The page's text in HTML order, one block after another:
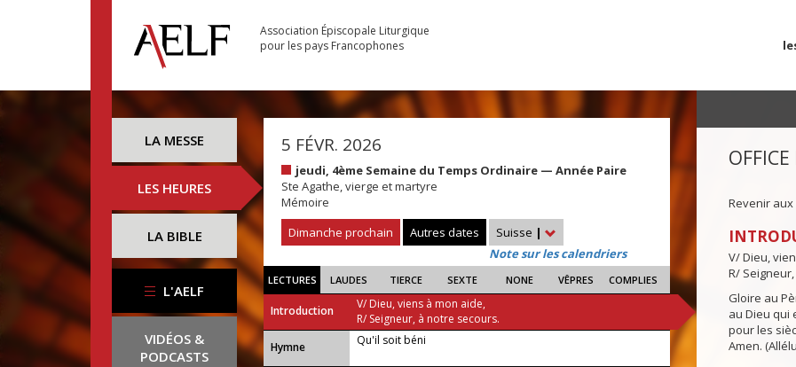
Association Épiscopale Liturgique
pour les pays Francophones
LA MESSE
LES HEURES
LA BIBLE
L'AELF
VIDÉOS &
PODCASTS
5 FÉVR. 2026
jeudi, 4ème Semaine du Temps Ordinaire — Année Paire
Ste Agathe, vierge et martyre
Mémoire
Dimanche prochain
Autres dates Suisse |
Note sur les calendriers
LECTURES LAUDES TIERCE SEXTE NONE VÊPRES COMPLIES
Introduction
V/ Dieu, viens à mon aide,
R/ Seigneur, à notre secours.
...
Hymne Qu'il soit béni
Revenir
V/ Dieu,
R/
Gloire au
au Dieu qui
pour les
Amen.